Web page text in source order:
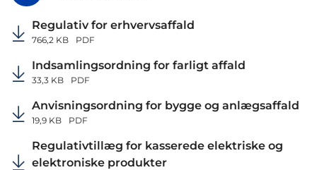
Regulativ for erhvervsaffald
766,2 KB PDF
Indsamlingsordning for farligt affald
33,3 KB PDF
Anvisningsordning for bygge og anlægsaffald
19,9 KB PDF
Regulativtillæg for kasserede elektriske og
elektroniske produkter